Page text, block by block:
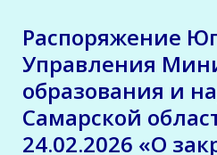
Распоряжение
Управления
образования и
Самарской
24.02.2026 «О